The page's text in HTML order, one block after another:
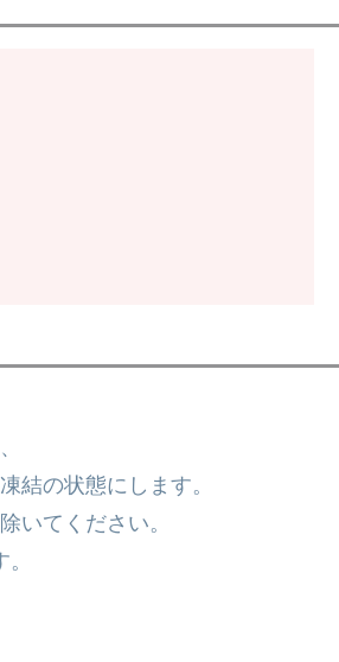
結の状態にします。
いてください。